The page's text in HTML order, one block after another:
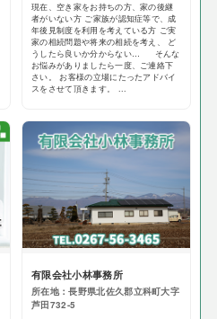
現在、空き家をお持ちの方、家の後継
者がいない方 ご家族が認知症等で、成
年後見制度を利用を考えている方 ご実
家の相続問題や将来の相続を考え、 ど
うしたら良いか分からない… そんな
お悩みがありましたら一度、ご連絡下
さい。 お客様の立場にたったアドバイ
スをさせて頂きます。 ...
有限会社小林事務所
所在地：長野県北佐久郡立科町大字
芦田732-5